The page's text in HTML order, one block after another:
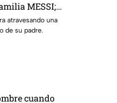
MESSI;
atravesando una
de su padre.
cuando